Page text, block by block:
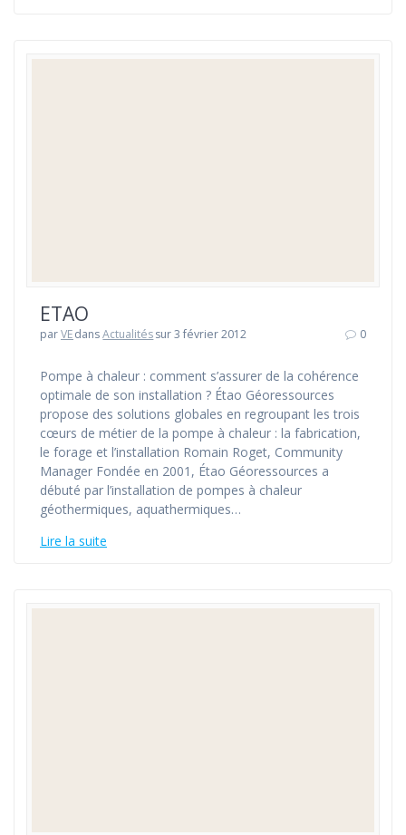
ETAO
parVEdansActualitéssur 3 février 2012 0
Pompe à chaleur : comment s’assurer de la cohérence
optimale de son installation ? Étao Géoressources
propose des solutions globales en regroupant les trois
cœurs de métier de la pompe à chaleur : la fabrication,
le forage et l’installation Romain Roget, Community
Manager Fondée en 2001, Étao Géoressources a
débuté par l’installation de pompes à chaleur
géothermiques, aquathermiques…
Lire la suite